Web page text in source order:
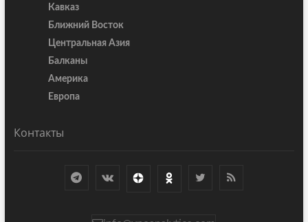
Кавказ
Ближний Восток
Центральная Азия
Балканы
Америка
Европа
Контакты